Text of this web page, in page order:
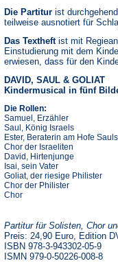
Die Partitur ist
teilweise ausnotiert für
Das Textheftist mit
Einstudierung mit dem
erwiesen, dass für den
DAVID, SAUL & GOLIAT
Kindermusical in fünf
Die Rollen:
Samuel, Erzähler
Saul, König Israels
Ester, Beraterin am Hofe Sauls
Chor der Israeliten
David, Hirtenjunge
Isai, sein Vater
Goliat, der riesige Philister
Chor der Philister
Chor
Partitur für Solisten, Chor
Preis: 24,90 Euro, Edition
ISBN 978-3-943302-05-9
ISMN 979-0-50226-008-8